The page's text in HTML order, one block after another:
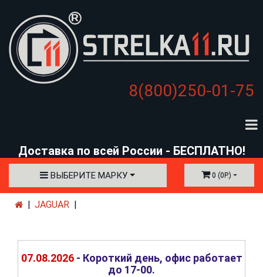
8(800)250-01-75
Доставка по всей России - БЕСПЛАТНО!
ВЫБЕРИТЕ МАРКУ 0 (0Р.)
JAGUAR
07.08.2026- Короткий день, офис работает
до 17-00.